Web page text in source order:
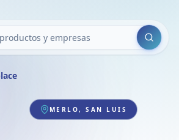
Buscar
MERLO, SAN LUIS